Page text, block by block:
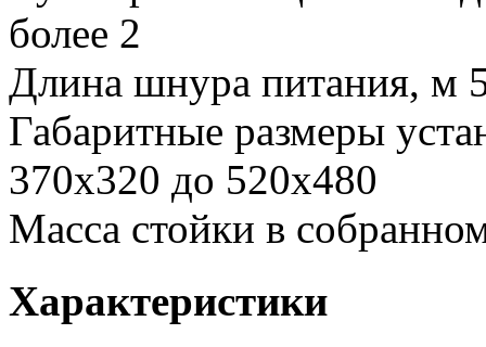
более 2
Длина шнура питания, м
Габаритные размеры
370х320 до 520х480
Масса стойки в
Характеристики